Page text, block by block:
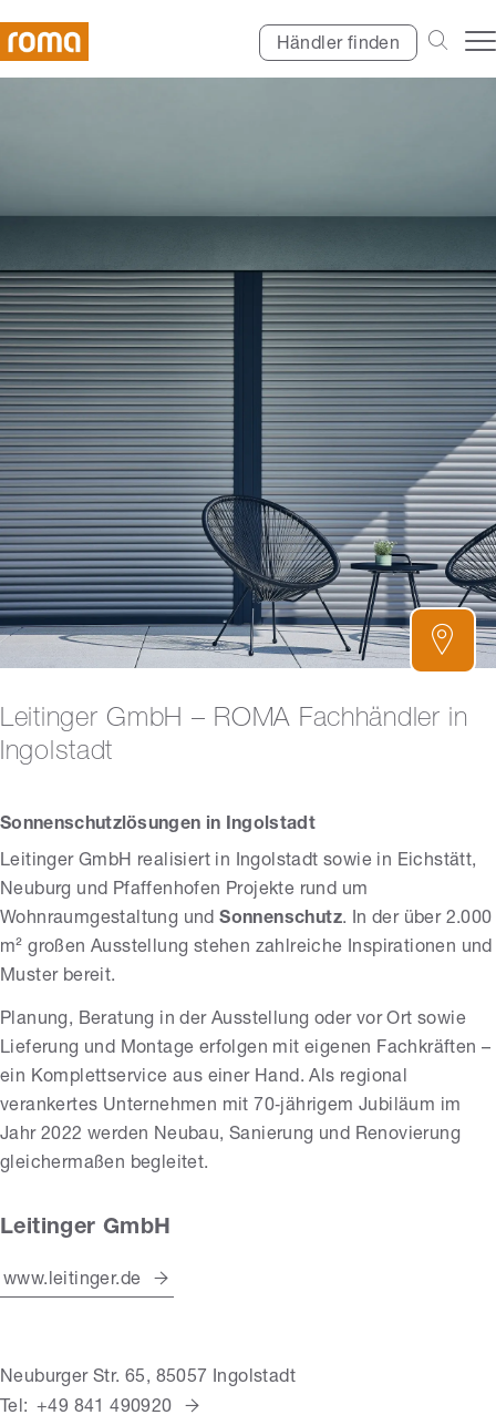
Händler finden
Leitinger GmbH – ROMA Fachhändler in
Ingolstadt
Sonnenschutzlösungen in Ingolstadt
Leitinger GmbH realisiert in Ingolstadt sowie in Eichstätt,
Neuburg und Pfaffenhofen Projekte rund um
Wohnraumgestaltung undSonnenschutz. In der über 2.000
m² großen Ausstellung stehen zahlreiche Inspirationen und
Muster bereit.
Planung, Beratung in der Ausstellung oder vor Ort sowie
Lieferung und Montage erfolgen mit eigenen Fachkräften –
ein Komplettservice aus einer Hand. Als regional
verankertes Unternehmen mit 70‑jährigem Jubiläum im
Jahr 2022 werden Neubau, Sanierung und Renovierung
gleichermaßen begleitet.
Leitinger GmbH
www.leitinger.de
Neuburger Str. 65, 85057 Ingolstadt
Tel: +49 841 490920